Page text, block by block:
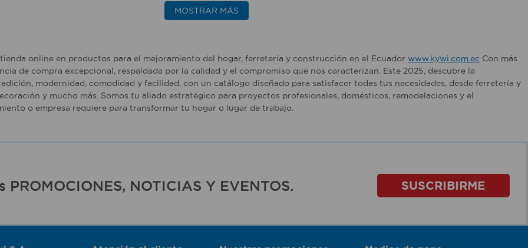
MOSTRAR MÁS
online en productos para el mejoramiento del hogar, ferretería y construcción en el Ecuador www.kywi.com.ec Con más
de compra excepcional, respaldada por la calidad y el compromiso que nos caracterizan. Este 2025, descubre la
modernidad, comodidad y facilidad, con un catálogo diseñado para satisfacer todas tus necesidades, desde ferretería y
y mucho más. Somos tu aliado estratégico para proyectos profesionales, domésticos, remodelaciones y el
o empresa requiere para transformar tu hogar o lugar de trabajo.
NOTICIAS Y EVENTOS. SUSCRIBIRME